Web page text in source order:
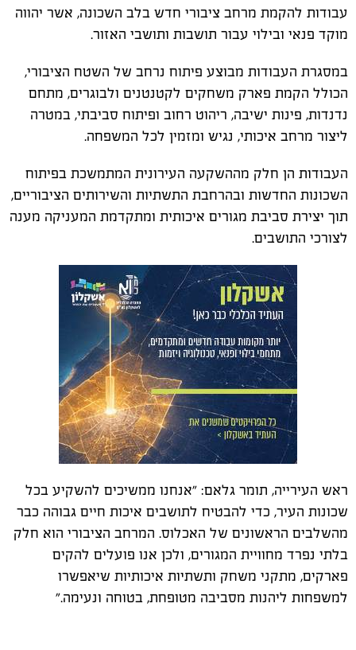
עבודות להקמת מרחב ציבורי חדש בלב השכונה, אשר יהווה
מוקד פנאי ובילוי עבור תושבות ותושבי האזור.
במסגרת העבודות מבוצע פיתוח נרחב של השטח הציבורי,
הכולל הקמת פארק משחקים לקטנטנים ולבוגרים, מתחם
נדנדות, פינות ישיבה, ריהוט רחוב ופיתוח סביבתי, במטרה
ליצור מרחב איכותי, נגיש ומזמין לכל המשפחה.
העבודות הן חלק מההשקעה העירונית המתמשכת בפיתוח
השכונות החדשות ובהרחבת התשתיות והשירותים הציבוריים,
תוך יצירת סביבת מגורים איכותית ומתקדמת המעניקה מענה
לצורכי התושבים.
ראש העירייה, תומר גלאם: "אנחנו ממשיכים להשקיע בכל
שכונות העיר, כדי להבטיח לתושבים איכות חיים גבוהה כבר
מהשלבים הראשונים של האכלוס. המרחב הציבורי הוא חלק
בלתי נפרד מחוויית המגורים, ולכן אנו פועלים להקים
פארקים, מתקני משחק ותשתיות איכותיות שיאפשרו
למשפחות ליהנות מסביבה מטופחת, בטוחה ונעימה."